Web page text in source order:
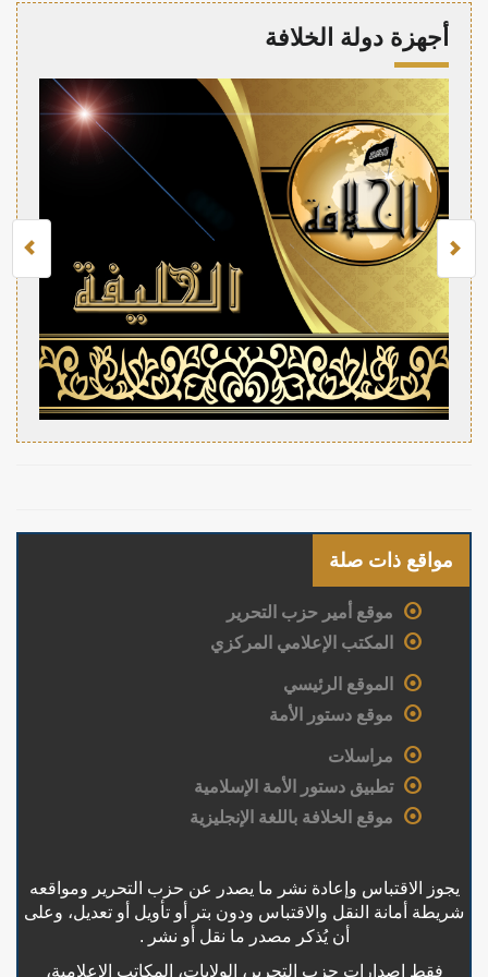
أجهزة دولة الخلافة
مواقع ذات صلة
موقع أمير حزب التحرير
المكتب الإعلامي المركزي
الموقع الرئيسي
موقع دستور الأمة
مراسلات
تطبيق دستور الأمة الإسلامية
موقع الخلافة باللغة الإنجليزية
يجوز الاقتباس وإعادة نشر ما يصدر عن حزب التحرير ومواقعه
شريطة أمانة النقل والاقتباس ودون بتر أو تأويل أو تعديل، وعلى
أن يُذكر مصدر ما نقل أو نشر .
فقط إصدارات حزب التحرير، الولايات، المكاتب الإعلامية،